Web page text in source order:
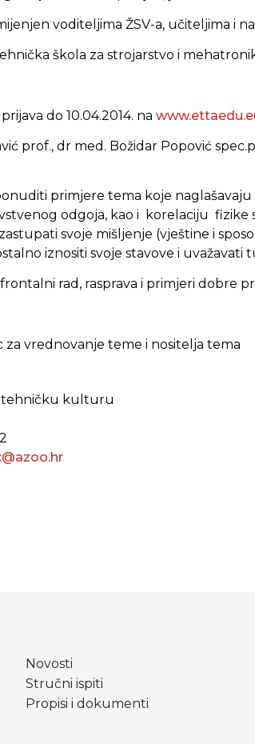
voditeljima ŽSV-a, učiteljima i
škola za strojarstvo i
do 10.04.2014. na
prof., dr med. Božidar Popović
primjere tema koje naglašavaju
odgoja, kao i korelaciju fizike
svoje mišljenje (vještine i
iznositi svoje stavove i uvažavati
frontalni rad, rasprava i primjeri dobre
za vrednovanje teme i nositelja tema
tehničku kulturu
Novosti
Stručni ispiti
Propisi i dokumenti